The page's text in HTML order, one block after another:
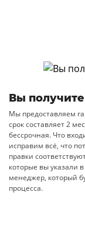
Вы
Мы предоставляем
срок составляет 2
бессрочная. Что
исправим всё, что
правки
которые вы указали
менеджер, который
процесса.